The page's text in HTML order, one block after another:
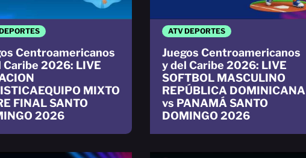
Centroamericanos
Caribe 2026: LIVE
MIXTO
FINAL SANTO
2026
ATV DEPORTES
Juegos Centroamericanos
y del Caribe 2026: LIVE
SOFTBOL MASCULINO
REPÚBLICA DOMINICANA
vs PANAMÁ SANTO
DOMINGO 2026